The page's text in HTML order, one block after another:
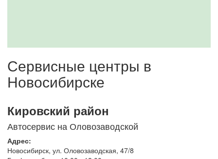
Сервисные центры в
Новосибирске
Кировский район
Автосервис на Оловозаводской
Адрес:
Новосибирск, ул. Оловозаводская, 47/8